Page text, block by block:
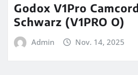
Godox V1Pro
Schwarz (V1PRO O)
Admin Nov. 14, 2025